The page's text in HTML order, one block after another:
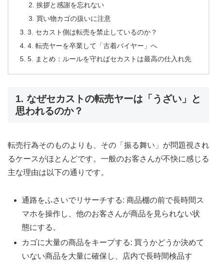
挨拶と感謝を忘れない
買い物カゴの扱いに注意
3. セカスト側は転売を禁止しているのか？
4. 転売ヤーを卒業して「古着バイヤー」へ
5. まとめ：ルールを守ればセカストは最高の仕入れ先
1. なぜセカストの転売ヤーは「うざい」と
思われるのか？
転売行為そのものよりも、その「振る舞い」が問題視され
るケースがほとんどです。一般のお客さんが不快に感じる
主な理由は以下の通りです。
通路をふさいでリサーチする: 商品棚の前で長時間ス
マホを操作し、他のお客さんが商品を見られない状
態にする。
カゴに大量の商品をキープする: 買うかどうか決めて
いない商品を大量に確保し、店内で長時間検品す